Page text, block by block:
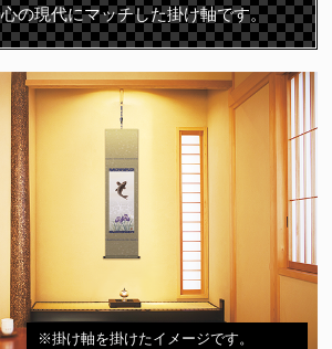
の現代にマッチした掛け軸です。
※掛け軸を掛けたイメージです。